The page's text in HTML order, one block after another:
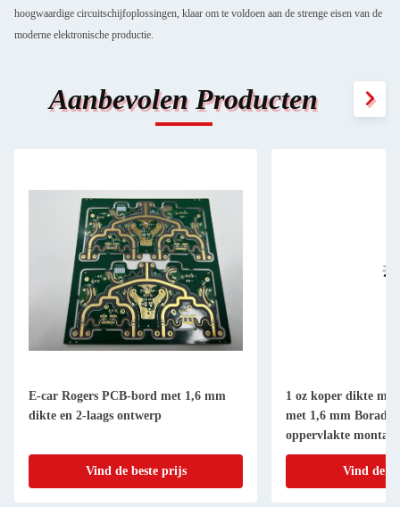
hoogwaardige circuitschijfoplossingen, klaar om te voldoen aan de strenge eisen van de
moderne elektronische productie.
Aanbevolen Producten
E-car Rogers PCB-bord met 1,6 mm
dikte en 2-laags ontwerp
Vind de beste prijs
1 oz koper dikte
met 1,6 mm Borad
oppervlakte
Vind de